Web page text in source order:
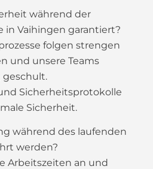
während der
in Vaihingen garantiert?
folgen strengen
und unsere Teams
Sicherheitsprotokolle
Sicherheit.
während des laufenden
werden?
Arbeitszeiten an und